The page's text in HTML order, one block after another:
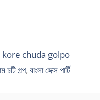
kore chuda golpo
চটি গল্প,বাংলা সেক্স পার্টি